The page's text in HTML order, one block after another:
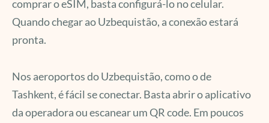
comprar o eSIM, basta configurá-lo no celular.
Quando chegar ao Uzbequistão, a conexão estará
pronta.
Nos aeroportos do Uzbequistão, como o de
Tashkent, é fácil se conectar. Basta abrir o aplicativo
da operadora ou escanear um QR code. Em poucos